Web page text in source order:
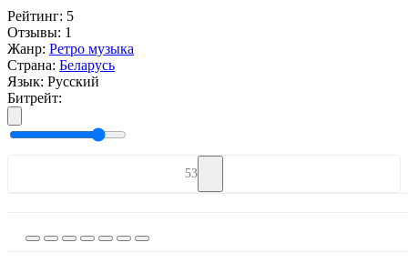
Рейтинг: 5
Отзывы: 1
Жанр: Ретро музыка
Страна: Беларусь
Язык: Русский
Битрейт:
53